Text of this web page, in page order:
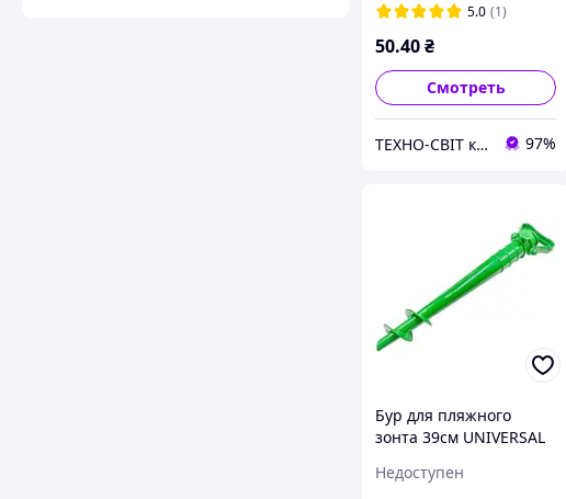
5.0 (1)
50.40₴
Смотреть
ТЕХНО-СВІТ компьютерна техніка, мобільні аксесуари, електронна техніка та багато іншого. 97%
Бур для пляжного
зонта 39см UNIVERSAL
Недоступен